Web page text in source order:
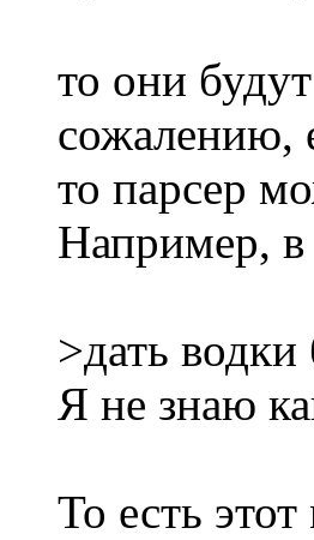
то они
сожалению,
то парсер
Например,
>дать
Я не знаю
То есть